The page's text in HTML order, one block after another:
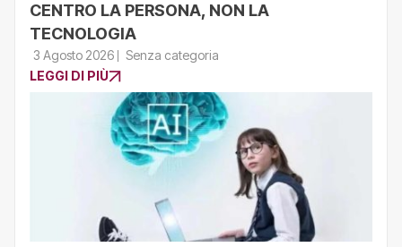
CENTRO LA PERSONA, NON LA
TECNOLOGIA
3 Agosto 2026
Senza categoria
LEGGI DI PIÙ